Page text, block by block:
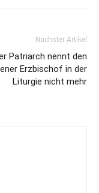
Nächster Artikel
Patriarch nennt den
Erzbischof in der
Liturgie nicht mehr